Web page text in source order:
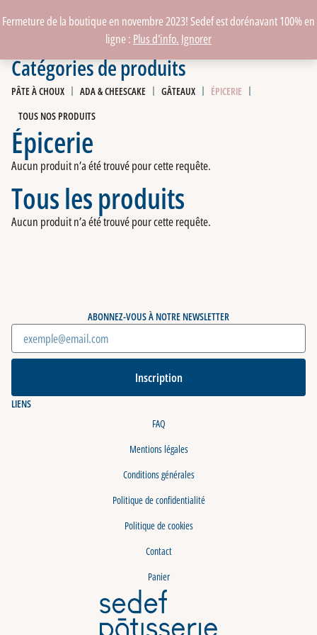
Catégories de produits
PÂTE À CHOUX ADA & CHEESCAKE GÂTEAUX
ÉPICERIE
TOUS NOS PRODUITS
Épicerie
Aucun produit n’a été trouvé pour cette requête.
Tous les produits
Aucun produit n’a été trouvé pour cette requête.
LIENS
FAQ
Mentions légales
Conditions générales
Politique de confidentialité
Politique de cookies
Contact
Panier
ABONNEZ-VOUS À NOTRE NEWSLETTER
Inscription
Fermeture de la boutique en novembre 2023! Sedef est dorénavant 100% en
ligne : Plus d'info. Ignorer